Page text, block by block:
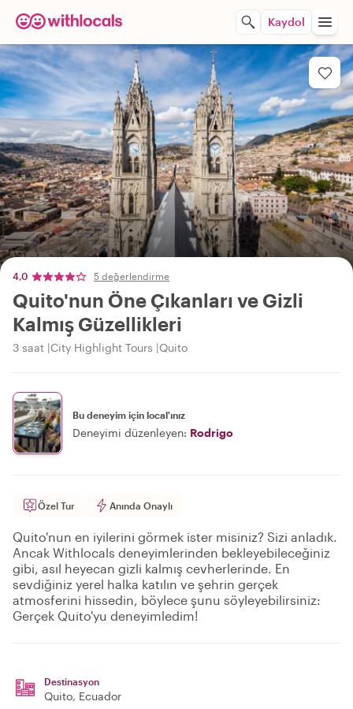
Kaydol
4,0 5 değerlendirme
Quito'nun Öne Çıkanları ve Gizli
Kalmış Güzellikleri
3 saat City Highlight Tours Quito
Bu deneyim için local'ınız
Deneyimi düzenleyen: Rodrigo
Özel Tur Anında Onaylı
Quito'nun en iyilerini görmek ister misiniz? Sizi anladık.
Ancak Withlocals deneyimlerinden bekleyebileceğiniz
gibi, asıl heyecan gizli kalmış cevherlerinde. En
sevdiğiniz yerel halka katılın ve şehrin gerçek
atmosferini hissedin, böylece şunu söyleyebilirsiniz:
Gerçek Quito'yu deneyimledim!
Destinasyon
Quito, Ecuador